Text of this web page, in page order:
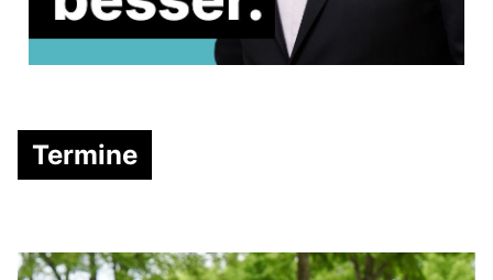
Termine